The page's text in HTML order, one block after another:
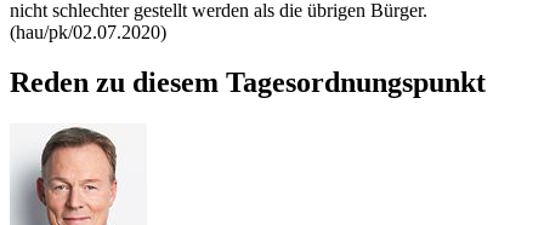
nicht schlechter gestellt werden als die übrigen Bürger.
(hau/pk/02.07.2020)
Reden zu diesem Tagesordnungspunkt